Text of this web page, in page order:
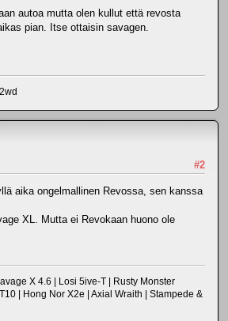
autoa mutta olen kullut että revosta
pian. Itse ottaisin savagen.
#2
aika ongelmallinen Revossa, sen kanssa
XL. Mutta ei Revokaan huono ole
X 4.6 | Losi 5ive-T | Rusty Monster
| Hong Nor X2e | Axial Wraith | Stampede &